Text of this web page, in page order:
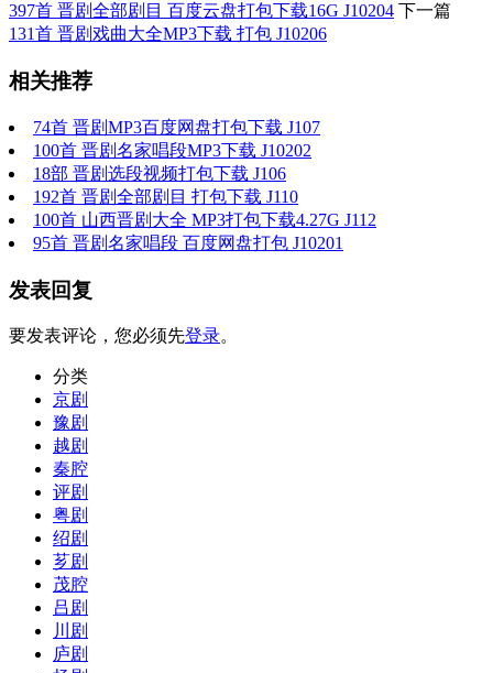
397首 晋剧全部剧目 百度云盘打包下载16G J10204 下一篇
131首 晋剧戏曲大全MP3下载 打包 J10206
相关推荐
74首 晋剧MP3百度网盘打包下载 J107
100首 晋剧名家唱段MP3下载 J10202
18部 晋剧选段视频打包下载 J106
192首 晋剧全部剧目 打包下载 J110
100首 山西晋剧大全 MP3打包下载4.27G J112
95首 晋剧名家唱段 百度网盘打包 J10201
发表回复
要发表评论，您必须先登录。
分类
京剧
豫剧
越剧
秦腔
评剧
粤剧
绍剧
芗剧
茂腔
吕剧
川剧
庐剧